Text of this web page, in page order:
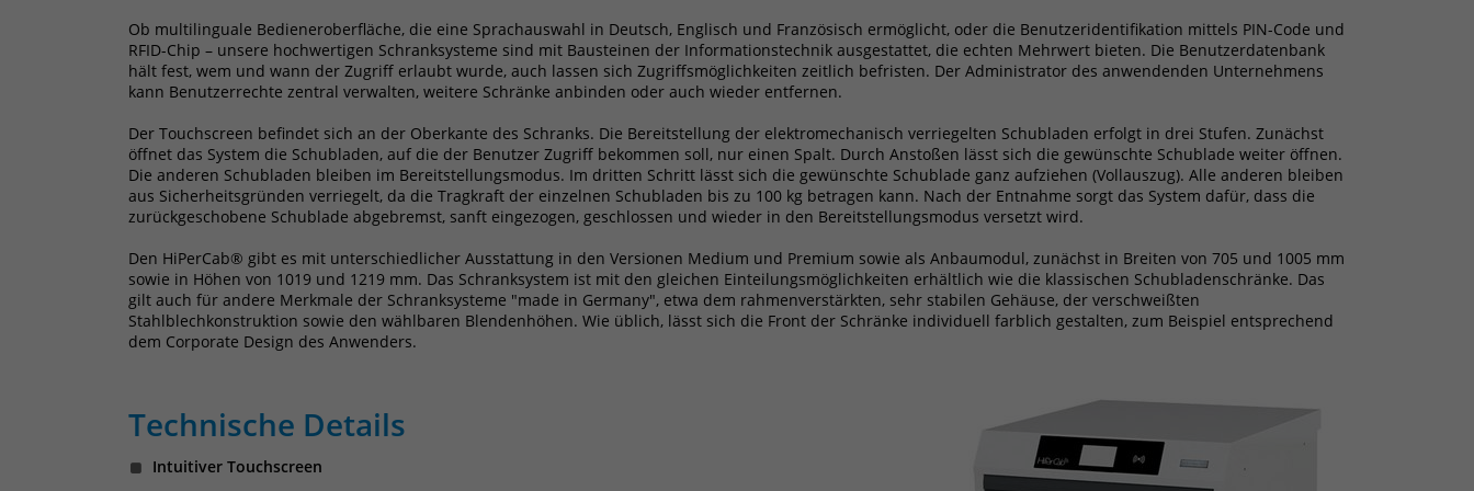
Ob multilinguale Bedieneroberfläche, die eine Sprachauswahl in Deutsch, Englisch und Französisch ermöglicht, oder die Benutzeridentifikation mittels PIN-Code und
RFID-Chip – unsere hochwertigen Schranksysteme sind mit Bausteinen der Informationstechnik ausgestattet, die echten Mehrwert bieten. Die Benutzerdatenbank
hält fest, wem und wann der Zugriff erlaubt wurde, auch lassen sich Zugriffsmöglichkeiten zeitlich befristen. Der Administrator des anwendenden Unternehmens
kann Benutzerrechte zentral verwalten, weitere Schränke anbinden oder auch wieder entfernen.
Der Touchscreen befindet sich an der Oberkante des Schranks. Die Bereitstellung der elektromechanisch verriegelten Schubladen erfolgt in drei Stufen. Zunächst
öffnet das System die Schubladen, auf die der Benutzer Zugriff bekommen soll, nur einen Spalt. Durch Anstoßen lässt sich die gewünschte Schublade weiter öffnen.
Die anderen Schubladen bleiben im Bereitstellungsmodus. Im dritten Schritt lässt sich die gewünschte Schublade ganz aufziehen (Vollauszug). Alle anderen bleiben
aus Sicherheitsgründen verriegelt, da die Tragkraft der einzelnen Schubladen bis zu 100 kg betragen kann. Nach der Entnahme sorgt das System dafür, dass die
zurückgeschobene Schublade abgebremst, sanft eingezogen, geschlossen und wieder in den Bereitstellungsmodus versetzt wird.
Den HiPerCab® gibt es mit unterschiedlicher Ausstattung in den Versionen Medium und Premium sowie als Anbaumodul, zunächst in Breiten von 705 und 1005 mm
sowie in Höhen von 1019 und 1219 mm. Das Schranksystem ist mit den gleichen Einteilungsmöglichkeiten erhältlich wie die klassischen Schubladenschränke. Das
gilt auch für andere Merkmale der Schranksysteme "made in Germany", etwa dem rahmenverstärkten, sehr stabilen Gehäuse, der verschweißten
Stahlblechkonstruktion sowie den wählbaren Blendenhöhen. Wie üblich, lässt sich die Front der Schränke individuell farblich gestalten, zum Beispiel entsprechend
dem Corporate Design des Anwenders.
Technische Details
Intuitiver Touchscreen
Name fe_typo_user / PHPSESSID
Anbieter TYPO3
Laufzeit 1 Woche
Zweck
Dieses Cookie ist ein Standard-Session-
Cookie von TYPO3. Es speichert im Falle eines
Benutzer-Logins die Session-ID. So kann der
eingeloggte Benutzer wiedererkannt werden
und es wird ihm Zugang zu geschützten
Bereichen gewährt.
Cookie-Informationen anzeigen
Diese Gruppe beinhaltet alle Skripte für analytisches Tracking
und zugehörige Cookies. Es hilft uns die Nutzererfahrung der
Website zu verbessern.
Name
Anbieter Matomo
Laufzeit Sitzungsdauer
Cookie-Informationen anzeigen
Externe Inhalte
Wir verwenden auf unserer Website externe Inhalte, um Ihnen